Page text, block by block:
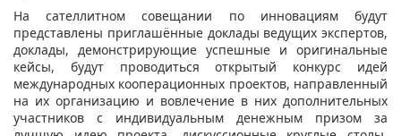
На сателлитном совещании по инновациям будут
представлены приглашённые доклады ведущих экспертов,
доклады, демонстрирующие успешные и оригинальные
кейсы,
будут проводиться открытый конкурс идей
международных кооперационных проектов, направленный
на их организацию и вовлечение в них дополнительных
участников с индивидуальным денежным призом за